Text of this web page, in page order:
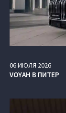
06ИЮЛЯ 2026
VOYAH В ПИТЕР